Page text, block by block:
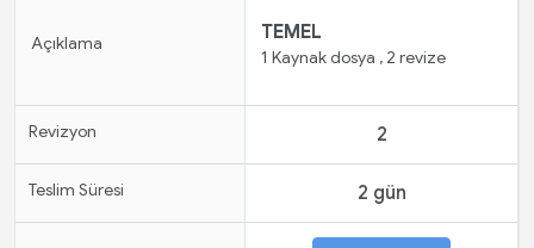
Açıklama TEMEL
1 Kaynak dosya , 2 revize
Revizyon 2
Teslim Süresi 2 gün